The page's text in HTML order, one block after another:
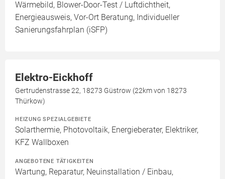
Wärmebild, Blower-Door-Test / Luftdichtheit,
Energieausweis, Vor-Ort Beratung, Individueller
Sanierungsfahrplan (iSFP)
Elektro-Eickhoff
Gertrudenstrasse 22, 18273 Güstrow (22km von 18273
Thürkow)
HEIZUNG SPEZIALGEBIETE
Solarthermie, Photovoltaik, Energieberater, Elektriker,
KFZ Wallboxen
ANGEBOTENE TÄTIGKEITEN
Wartung, Reparatur, Neuinstallation / Einbau,